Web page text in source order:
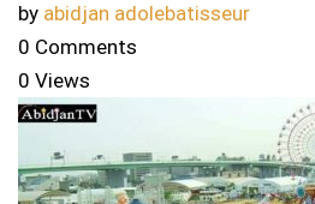
by abidjan adolebatisseur
0 Comments
0 Views